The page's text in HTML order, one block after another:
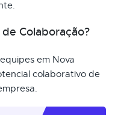
Colaboração?
em Nova
colaborativo de